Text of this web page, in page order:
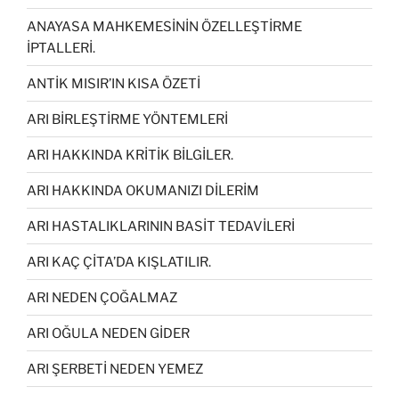
ANAYASA MAHKEMESİNİN ÖZELLEŞTİRME
İPTALLERİ.
ANTİK MISIR’IN KISA ÖZETİ
ARI BİRLEŞTİRME YÖNTEMLERİ
ARI HAKKINDA KRİTİK BİLGİLER.
ARI HAKKINDA OKUMANIZI DİLERİM
ARI HASTALIKLARININ BASİT TEDAVİLERİ
ARI KAÇ ÇİTA’DA KIŞLATILIR.
ARI NEDEN ÇOĞALMAZ
ARI OĞULA NEDEN GİDER
ARI ŞERBETİ NEDEN YEMEZ